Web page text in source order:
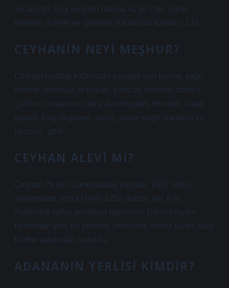
90.303’tür. Köy ve şehir nüfusu 42.671’dir. Şehir
Merkezi, Köyler ve Şehirler nüfusunun toplamı; 132.
CEYHANIN NEYI MEŞHUR?
Ceyhan mutfağı kafamızda yavaştır sarı burma, yağlı,
kömbe, sarımsak et topları, patlıcan ıspanak, bamya,
çürük et, makarna (vahşi avratsuppe), mumbal, baba
ganuş, fung ringuppe, pirinç, anne -dugh, karakuş ve
benzeri . gelir.
CEYHAN ALEVI MI?
Ceyhan 26 km. Güneybatıda kuruldu. 1997 nüfus
sayımından sonra köyün 1252 nüfusu var. Köy,
Atatetsürk nüfus politikası nedeniyle Dersim isyanı
tarafından yeni bir yeniden yerleşime maruz kalan Alevi
Kürtler tarafından kuruldu.
ADANANIN YERLISI KIMDIR?